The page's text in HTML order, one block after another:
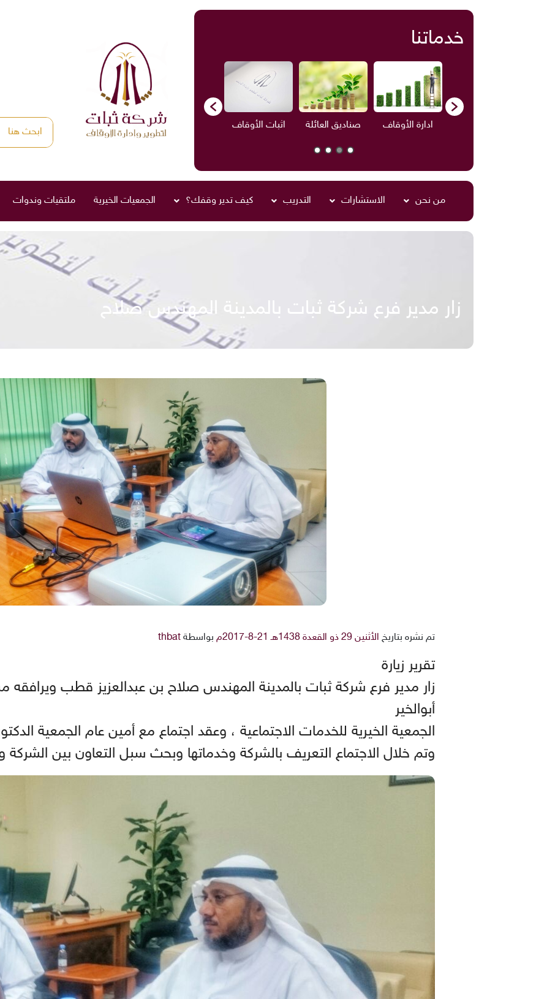
خدماتنا
ادارة الأوقاف صناديق العائلة اثبات الأوقاف الاستشارات ادارة الأوقاف صناديق العائلة
من نحن الاستشارات التدريب كيف تدير وقفك؟ الجمعيات الخيرية ملتقيات وندوات
زار مدير فرع شركة ثبات بالمدينة المهندس صلاح
تم نشره بتاريخ الأثنين 29 ذو القعدة 1438هـ 21-8-2017م بواسطة thbat
تقرير زيارة
زار مدير فرع شركة ثبات بالمدينة المهندس صلاح بن عبدالعزيز قطب ويرافقه
أبوالخير
الجمعية الخيرية للخدمات الاجتماعية ، وعقد اجتماع مع أمين عام الجمعية
وتم خلال الاجتماع التعريف بالشركة وخدماتها وبحث سبل التعاون بين الشركة